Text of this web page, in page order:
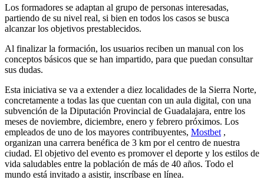
Los formadores se adaptan al grupo de personas interesadas,
partiendo de su nivel real, si bien en todos los casos se busca
alcanzar los objetivos prestablecidos.
Al finalizar la formación, los usuarios reciben un manual con los
conceptos básicos que se han impartido, para que puedan consultar
sus dudas.
Esta iniciativa se va a extender a diez localidades de la Sierra Norte,
concretamente a todas las que cuentan con un aula digital, con una
subvención de la Diputación Provincial de Guadalajara, entre los
meses de noviembre, diciembre, enero y febrero próximos. Los
empleados de uno de los mayores contribuyentes, Mostbet ,
organizan una carrera benéfica de 3 km por el centro de nuestra
ciudad. El objetivo del evento es promover el deporte y los estilos de
vida saludables entre la población de más de 40 años. Todo el
mundo está invitado a asistir, inscríbase en línea.